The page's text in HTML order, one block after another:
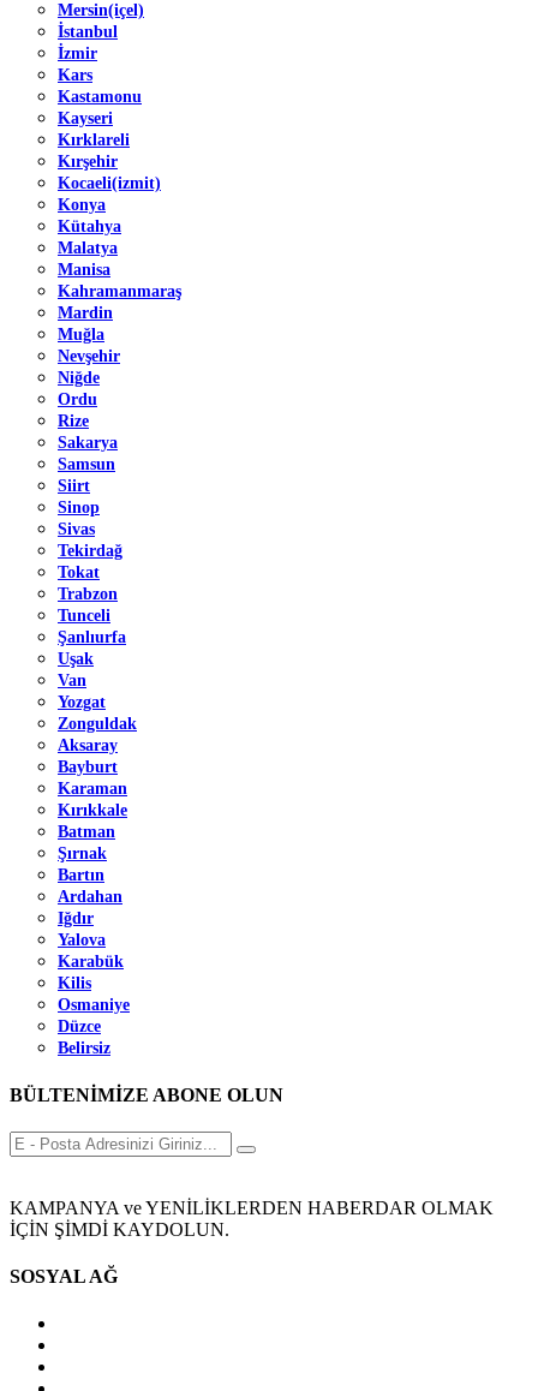
Mersin(içel)
İstanbul
İzmir
Kars
Kastamonu
Kayseri
Kırklareli
Kırşehir
Kocaeli(izmit)
Konya
Kütahya
Malatya
Manisa
Kahramanmaraş
Mardin
Muğla
Nevşehir
Niğde
Ordu
Rize
Sakarya
Samsun
Siirt
Sinop
Sivas
Tekirdağ
Tokat
Trabzon
Tunceli
Şanlıurfa
Uşak
Van
Yozgat
Zonguldak
Aksaray
Bayburt
Karaman
Kırıkkale
Batman
Şırnak
Bartın
Ardahan
Iğdır
Yalova
Karabük
Kilis
Osmaniye
Düzce
Belirsiz
BÜLTENİMİZE ABONE OLUN
KAMPANYA ve YENİLİKLERDEN HABERDAR OLMAK
İÇİN ŞİMDİ KAYDOLUN.
SOSYAL AĞ